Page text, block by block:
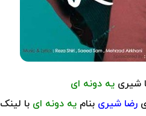
شیری یه دونه ای
رضا شیری بنام یه دونه ای با لینک